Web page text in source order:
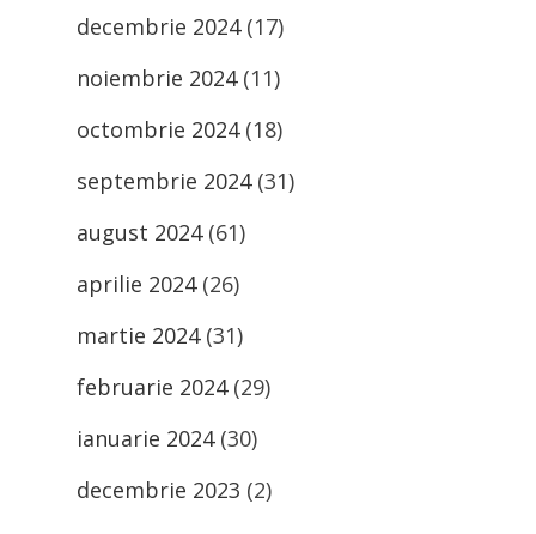
decembrie 2024(17)
noiembrie 2024(11)
octombrie 2024(18)
septembrie 2024(31)
august 2024(61)
aprilie 2024(26)
martie 2024(31)
februarie 2024(29)
ianuarie 2024(30)
decembrie 2023 (2)